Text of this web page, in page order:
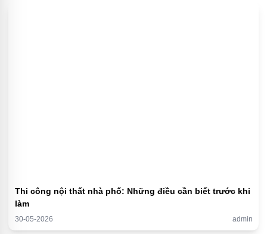
Thi công nội thất nhà phố: Những điều cần biết trước khi
làm
30-05-2026 admin